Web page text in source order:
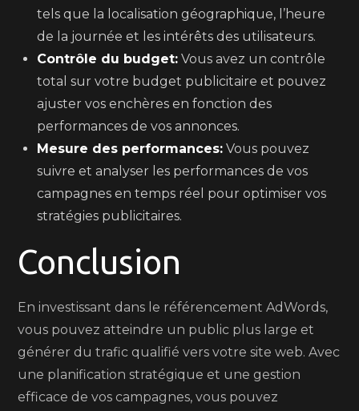
tels que la localisation géographique, l’heure
de la journée et les intérêts des utilisateurs.
Contrôle du budget: Vous avez un contrôle
total sur votre budget publicitaire et pouvez
ajuster vos enchères en fonction des
performances de vos annonces.
Mesure des performances: Vous pouvez
suivre et analyser les performances de vos
campagnes en temps réel pour optimiser vos
stratégies publicitaires.
Conclusion
En investissant dans le référencement AdWords,
vous pouvez atteindre un public plus large et
générer du trafic qualifié vers votre site web. Avec
une planification stratégique et une gestion
efficace de vos campagnes, vous pouvez